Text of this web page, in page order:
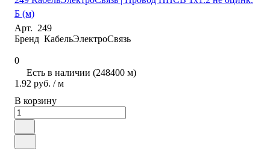
Б (м)
Арт. 249
Бренд КабельЭлектроСвязь
0
Есть в наличии (248400 м)
1.92 руб. / м
В корзину